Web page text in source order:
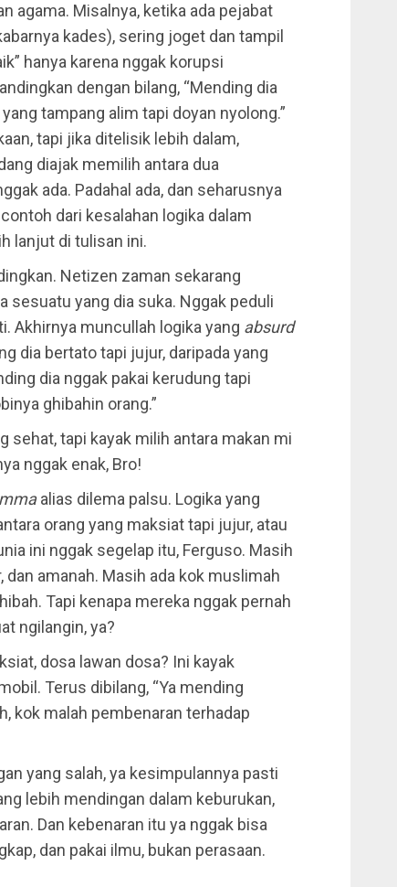
agama. Misalnya, ketika ada pejabat
kades), sering joget dan tampil
hanya karena nggak korupsi
dengan bilang, “Mending dia
tampang alim tapi doyan nyolong.”
tapi jika ditelisik lebih dalam,
diajak memilih antara dua
ada. Padahal ada, dan seharusnya
dari kesalahan logika dalam
lanjut di tulisan ini.
Netizen zaman sekarang
sesuatu yang dia suka. Nggak peduli
Akhirnya muncullah logika yang absurd
dia bertato tapi jujur, daripada yang
dia nggak pakai kerudung tapi
ghibahin orang.”
sehat, tapi kayak milih antara makan mi
nggak enak, Bro!
alias dilema palsu. Logika yang
orang yang maksiat tapi jujur, atau
ini nggak segelap itu, Ferguso. Masih
amanah. Masih ada kok muslimah
Tapi kenapa mereka nggak pernah
ngilangin, ya?
dosa lawan dosa? Ini kayak
Terus dibilang, “Ya mending
kok malah pembenaran terhadap
yang salah, ya kesimpulannya pasti
lebih mendingan dalam keburukan,
Dan kebenaran itu ya nggak bisa
dan pakai ilmu, bukan perasaan.